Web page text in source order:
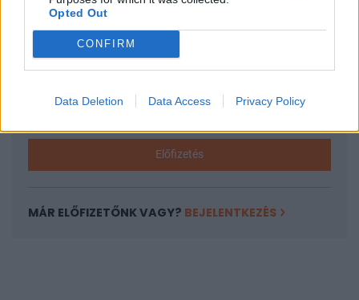
Opted Out
CONFIRM
Data Deletion Data Access Privacy Policy
tartozik, melynek olvasása előfizetéses
regisztrációhoz kötött.
Az előfizetés a következőket tartalmazza:
Portfolio.hu teljes cikkarchívum
Kötéslisták: BÉT elmúlt 2 év napon belüli
Előfizetés
MÁR ELŐFIZETŐNK VAGY? BEJELENTKEZÉS